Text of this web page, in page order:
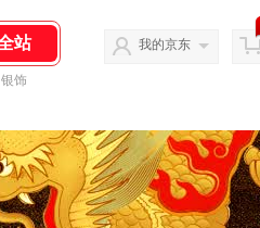
银饰
我的京东